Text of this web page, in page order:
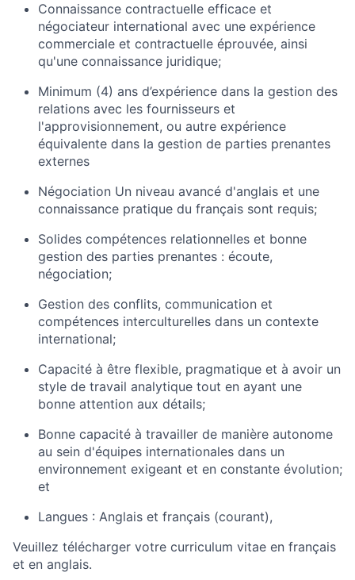
Connaissance contractuelle efficace et
négociateur international avec une expérience
commerciale et contractuelle éprouvée, ainsi
qu'une connaissance juridique;
Minimum (4) ans d’expérience dans la gestion des
relations avec les fournisseurs et
l'approvisionnement, ou autre expérience
équivalente dans la gestion de parties prenantes
externes
Négociation Un niveau avancé d'anglais et une
connaissance pratique du français sont requis;
Solides compétences relationnelles et bonne
gestion des parties prenantes : écoute,
négociation;
Gestion des conflits, communication et
compétences interculturelles dans un contexte
international;
Capacité à être flexible, pragmatique et à avoir un
style de travail analytique tout en ayant une
bonne attention aux détails;
Bonne capacité à travailler de manière autonome
au sein d'équipes internationales dans un
environnement exigeant et en constante évolution;
et
Langues : Anglais et français (courant),
Veuillez télécharger votre curriculum vitae en français
et en anglais.